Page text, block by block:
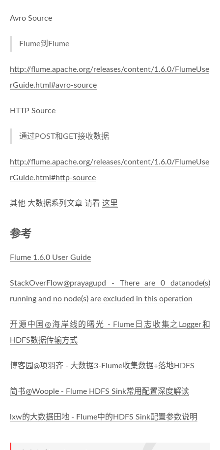
Avro Source
Flume到Flume
http://flume.apache.org/releases/content/1.6.0/FlumeUse
rGuide.html#avro-source
HTTP Source
通过POST和GET接收数据
http://flume.apache.org/releases/content/1.6.0/FlumeUse
rGuide.html#http-source
其他 大数据系列文章 请看 这里
参考
Flume 1.6.0 User Guide
StackOverFlow@prayagupd - There are 0 datanode(s)
running and no node(s) are excluded in this operation
开源中国@海岸线的曙光 - Flume日志收集之Logger和
HDFS数据传输方式
博客园@项羽齐 - 大数据3-Flume收集数据+落地HDFS
简书@Woople - Flume HDFS Sink常用配置深度解读
lxw的大数据田地 - Flume中的HDFS Sink配置参数说明